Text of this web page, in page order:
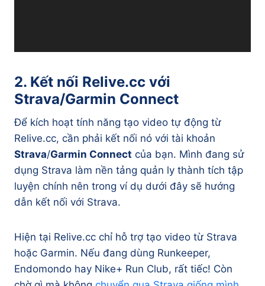
i
i
d
e
o
2. Kết nối Relive.cc với
Strava/Garmin Connect
Để kích hoạt tính năng tạo video tự động từ
Relive.cc, cần phải kết nối nó với tài khoản
Strava/Garmin Connect của bạn. Mình đang sử
dụng Strava làm nền tảng quản ly thành tích tập
luyện chính nên trong ví dụ dưới đây sẽ hướng
dẫn kết nối với Strava.
Hiện tại Relive.cc chỉ hỗ trợ tạo video từ Strava
hoặc Garmin. Nếu đang dùng Runkeeper,
Endomondo hay Nike+ Run Club, rất tiếc! Còn